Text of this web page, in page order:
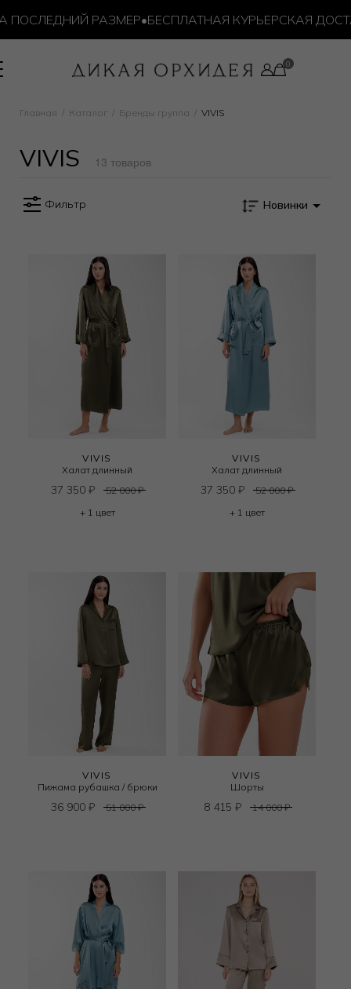
РАЗМЕР•БЕСПЛАТНАЯ КУРЬЕРСКАЯ
Главная Каталог Бренды группа VIVIS
VIVIS 13 товаров
Фильтр Новинки
VIVIS
Халат длинный
37 350 ₽ 52 000₽
+ 1 цвет
VIVIS
Халат длинный
37 350 ₽ 52 000₽
+ 1 цвет
VIVIS
Пижама рубашка / брюки
36 900 ₽ 51 000₽
VIVIS
Шорты
8 415 ₽ 14 000₽